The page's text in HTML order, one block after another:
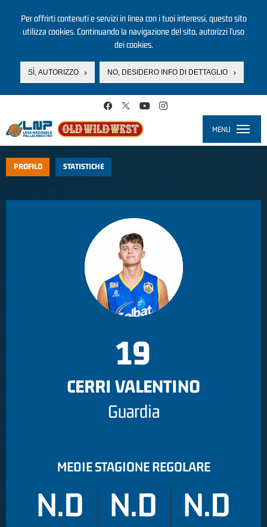
Per offrirti contenuti e servizi in linea con i tuoi interessi, questo sito
utilizza cookies. Continuando la navigazione del sito, autorizzi l’uso
dei cookies.
SÌ, AUTORIZZO NO, DESIDERO INFO DI DETTAGLIO
MENU
PROFILO STATISTICHE
19
CERRI VALENTINO
Guardia
MEDIE STAGIONE REGOLARE
N.D N.D N.D